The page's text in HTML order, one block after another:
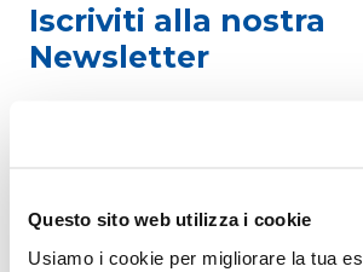
Questo sito web utilizza i cookie
Usiamo i cookie per migliorare la tua
Iscriviti alla nostra
Newsletter